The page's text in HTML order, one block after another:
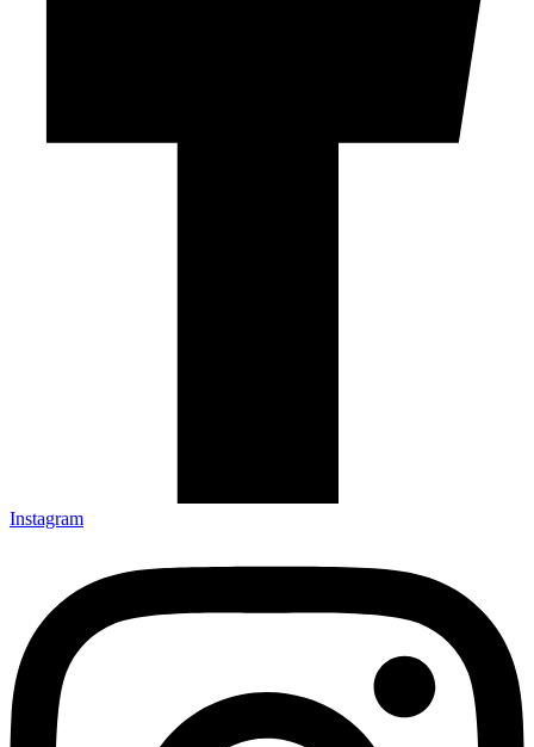
Instagram